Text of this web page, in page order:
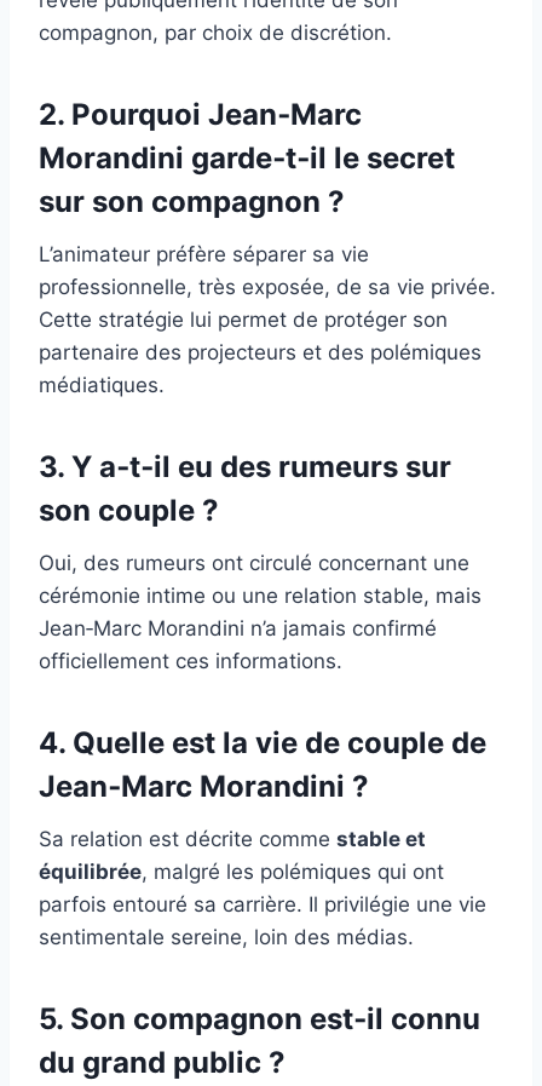
compagnon, par choix de discrétion.
2. Pourquoi Jean‑Marc
Morandini garde‑t‑il le secret
sur son compagnon ?
L’animateur préfère séparer sa vie
professionnelle, très exposée, de sa vie privée.
Cette stratégie lui permet de protéger son
partenaire des projecteurs et des polémiques
médiatiques.
3. Y a‑t‑il eu des rumeurs sur
son couple ?
Oui, des rumeurs ont circulé concernant une
cérémonie intime ou une relation stable, mais
Jean‑Marc Morandini n’a jamais confirmé
officiellement ces informations.
4. Quelle est la vie de couple de
Jean‑Marc Morandini ?
Sa relation est décrite comme stable et
équilibrée, malgré les polémiques qui ont
parfois entouré sa carrière. Il privilégie une vie
sentimentale sereine, loin des médias.
5. Son compagnon est‑il connu
du grand public ?